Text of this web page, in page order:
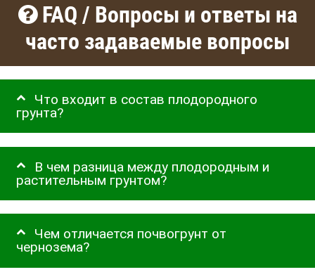
FAQ / Вопросы и ответы на
часто задаваемые вопросы
Что входит в состав плодородного
грунта?
В чем разница между плодородным и
растительным грунтом?
Чем отличается почвогрунт от
чернозема?